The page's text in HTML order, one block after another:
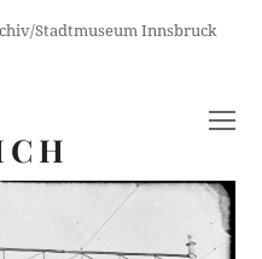
Stadtmuseum Innsbruck